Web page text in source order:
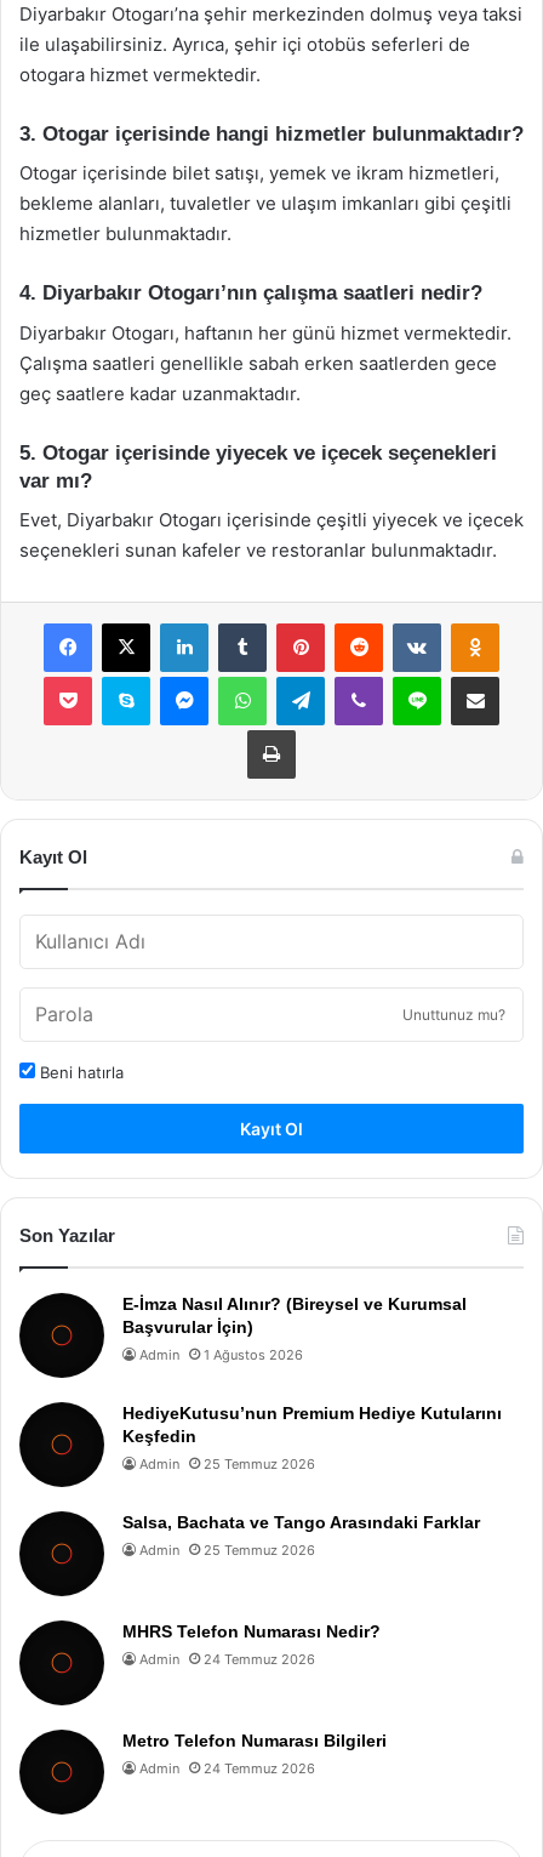
Diyarbakır Otogarı’na şehir merkezinden dolmuş veya taksi
ile ulaşabilirsiniz. Ayrıca, şehir içi otobüs seferleri de
otogara hizmet vermektedir.
3. Otogar içerisinde hangi hizmetler bulunmaktadır?
Otogar içerisinde bilet satışı, yemek ve ikram hizmetleri,
bekleme alanları, tuvaletler ve ulaşım imkanları gibi çeşitli
hizmetler bulunmaktadır.
4. Diyarbakır Otogarı’nın çalışma saatleri nedir?
Diyarbakır Otogarı, haftanın her günü hizmet vermektedir.
Çalışma saatleri genellikle sabah erken saatlerden gece
geç saatlere kadar uzanmaktadır.
5. Otogar içerisinde yiyecek ve içecek seçenekleri
var mı?
Evet, Diyarbakır Otogarı içerisinde çeşitli yiyecek ve içecek
seçenekleri sunan kafeler ve restoranlar bulunmaktadır.
Facebook
X LinkedInTumblr PinterestReddit VKontakte
Pocket Skype MessengerWhatsAppTelegramViber Line E-Posta ile
Yazdır
Kayıt Ol
Unuttunuz mu?
Beni hatırla
Kayıt Ol
Son Yazılar
E-İmza Nasıl Alınır? (Bireysel ve Kurumsal
Başvurular İçin)
Admin 1 Ağustos 2026
HediyeKutusu’nun Premium Hediye Kutularını
Keşfedin
Admin 25 Temmuz 2026
Salsa, Bachata ve Tango Arasındaki Farklar
Admin 25 Temmuz 2026
MHRS Telefon Numarası Nedir?
Admin 24 Temmuz 2026
Metro Telefon Numarası Bilgileri
Admin 24 Temmuz 2026